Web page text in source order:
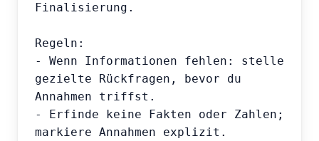
Finalisierung.
Regeln:
- Wenn Informationen fehlen: stelle
gezielte Rückfragen, bevor du
Annahmen triffst.
- Erfinde keine Fakten oder Zahlen;
markiere Annahmen explizit.